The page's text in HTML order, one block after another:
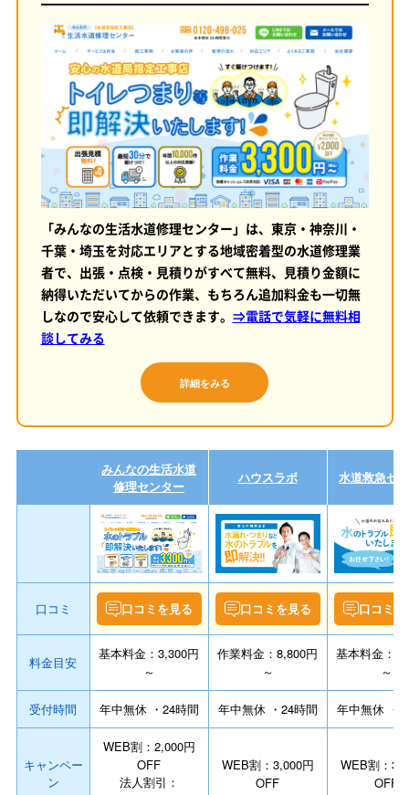
「みんなの生活水道修理センター」は、東京・神奈川・
千葉・埼玉を対応エリアとする地域密着型の水道修理業
者で、出張・点検・見積りがすべて無料、見積り金額に
納得いただいてからの作業、もちろん追加料金も一切無
しなので安心して依頼できます。 ⇒電話で気軽に無料相
談してみる
詳細をみる
みんなの生活水道
修理センター
ハウスラボ 水道救急セ
口コミ 口コミを見る 口コミを見る 口コミ
料金目安
基本料金：3,300円
～
作業料金：8,800円
～
基本料金：
～
受付時間 年中無休 ・24時間 年中無休 ・24時間 年中無休 ・
キャンペー
ン
WEB割：2,000円
OFF
法人割引：
WEB割：3,000円
OFF
WEB割：
OFF